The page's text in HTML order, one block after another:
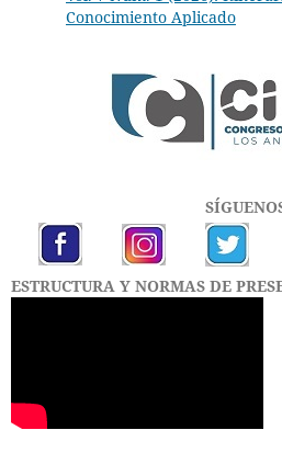
Conocimiento Aplicado
ESTRUCTURA Y NORMAS DE